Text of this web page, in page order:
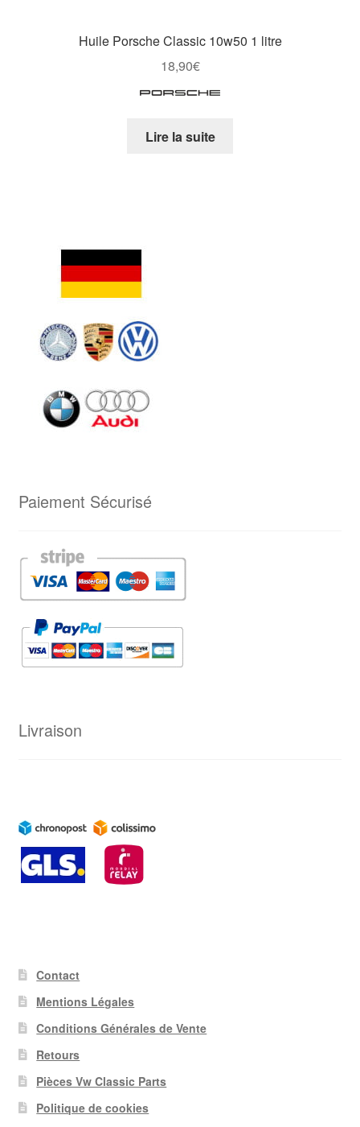
Huile Porsche Classic 10w50 1 litre
18,90€
Lire la suite
Paiement Sécurisé
Livraison
Contact
Mentions Légales
Conditions Générales de Vente
Retours
Pièces Vw Classic Parts
Politique de cookies